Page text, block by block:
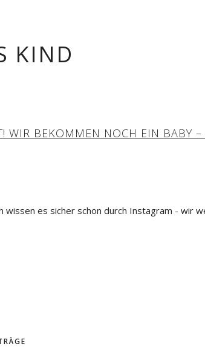
KIND
WIR BEKOMMEN NOCH EIN BABY
wissen es sicher schon durch Instagram - wir